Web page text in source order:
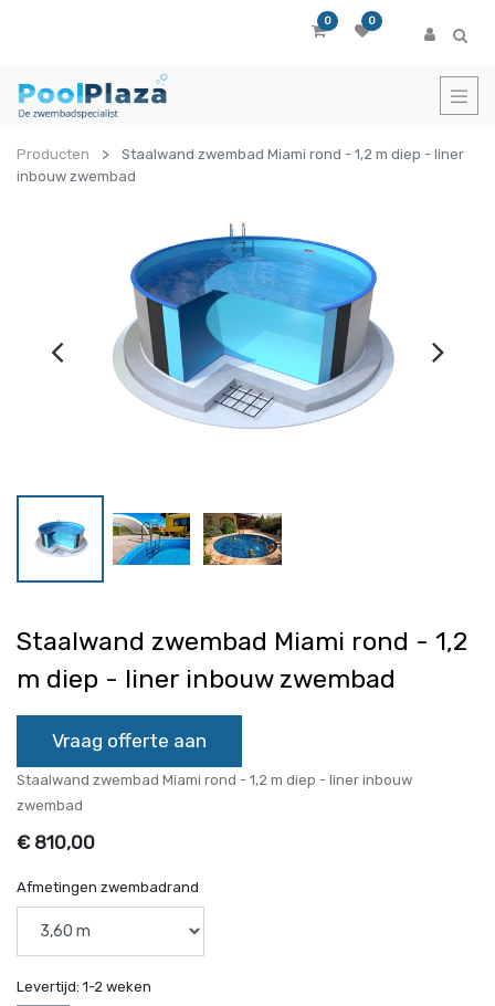
0 0
Producten
Staalwand zwembad Miami rond - 1,2 m diep - liner
inbouw zwembad
Staalwand zwembad Miami rond - 1,2
m diep - liner inbouw zwembad
Vraag offerte aan
Staalwand zwembad Miami rond - 1,2 m diep - liner inbouw
zwembad
€ 810,00
Afmetingen zwembadrand
Levertijd: 1-2 weken